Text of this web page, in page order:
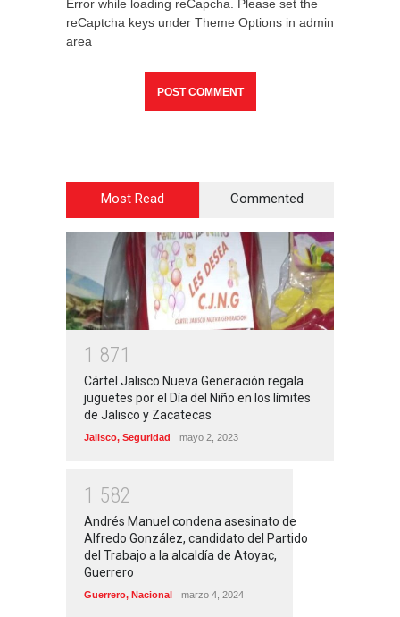
Error while loading reCapcha. Please set the
reCaptcha keys under Theme Options in admin
area
Most Read Commented
1 871
Cártel Jalisco Nueva Generación regala
juguetes por el Día del Niño en los límites
de Jalisco y Zacatecas
Jalisco, Seguridad mayo 2, 2023
1 582
Andrés Manuel condena asesinato de
Alfredo González, candidato del Partido
del Trabajo a la alcaldía de Atoyac,
Guerrero
Guerrero, Nacional marzo 4, 2024